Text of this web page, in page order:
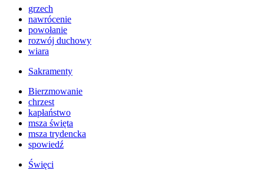
grzech
nawrócenie
powołanie
rozwój duchowy
wiara
Sakramenty
Bierzmowanie
chrzest
kapłaństwo
msza święta
msza trydencka
spowiedź
Święci